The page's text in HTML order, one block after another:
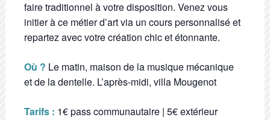
faire traditionnel à votre disposition. Venez vous
initier à ce métier d’art via un cours personnalisé et
repartez avec votre création chic et étonnante.
Où ? Le matin, maison de la musique mécanique
et de la dentelle. L’après-midi, villa Mougenot
Tarifs : 1€ pass communautaire | 5€ extérieur